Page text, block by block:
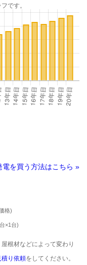
です。
を買う方法はこちら »
格)
×1台)
根材などによって変わり
積り依頼をしてください。